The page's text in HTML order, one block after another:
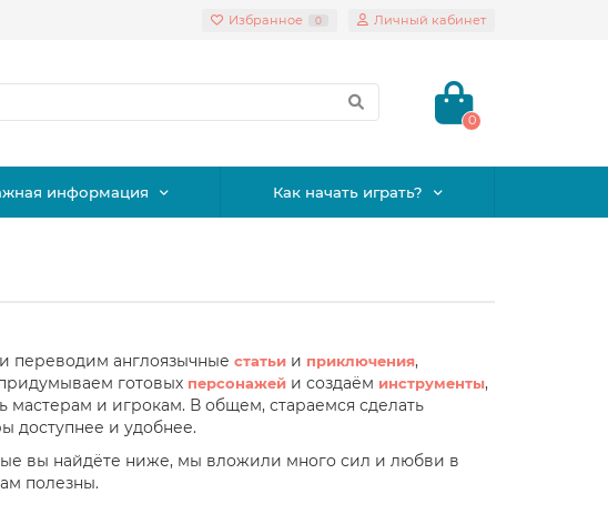
Избранное 0 Личный кабинет
0
информация Как начать играть?
переводим англоязычные статьии приключения,
готовых персонажейи создаём инструменты,
и игрокам. В общем, стараемся сделать
доступнее и удобнее.
вы найдёте ниже, мы вложили много сил и любви в
полезны.